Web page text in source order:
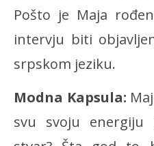
Pošto je Maja
intervju biti
srpskom jeziku.
Modna Kapsula:
svu svoju energiju